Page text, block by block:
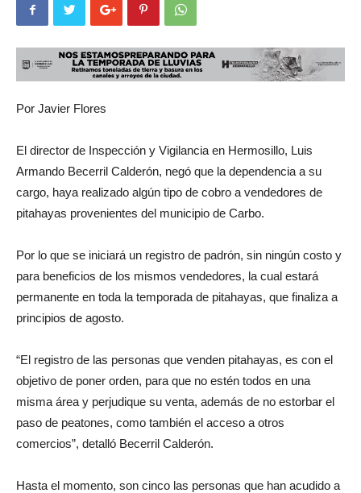
Por Javier Flores
El director de Inspección y Vigilancia en Hermosillo, Luis
Armando Becerril Calderón, negó que la dependencia a su
cargo, haya realizado algún tipo de cobro a vendedores de
pitahayas provenientes del municipio de Carbo.
Por lo que se iniciará un registro de padrón, sin ningún costo y
para beneficios de los mismos vendedores, la cual estará
permanente en toda la temporada de pitahayas, que finaliza a
principios de agosto.
“El registro de las personas que venden pitahayas, es con el
objetivo de poner orden, para que no estén todos en una
misma área y perjudique su venta, además de no estorbar el
paso de peatones, como también el acceso a otros
comercios”, detalló Becerril Calderón.
Hasta el momento, son cinco las personas que han acudido a